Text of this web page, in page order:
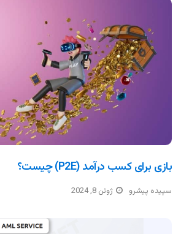
بازی برای کسب درآمد (P2E) چیست؟
سپیده پیشرو ژوئن 8, 2024